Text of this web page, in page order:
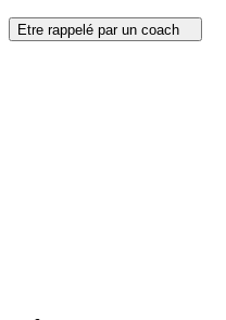
Etre rappelé par un coach